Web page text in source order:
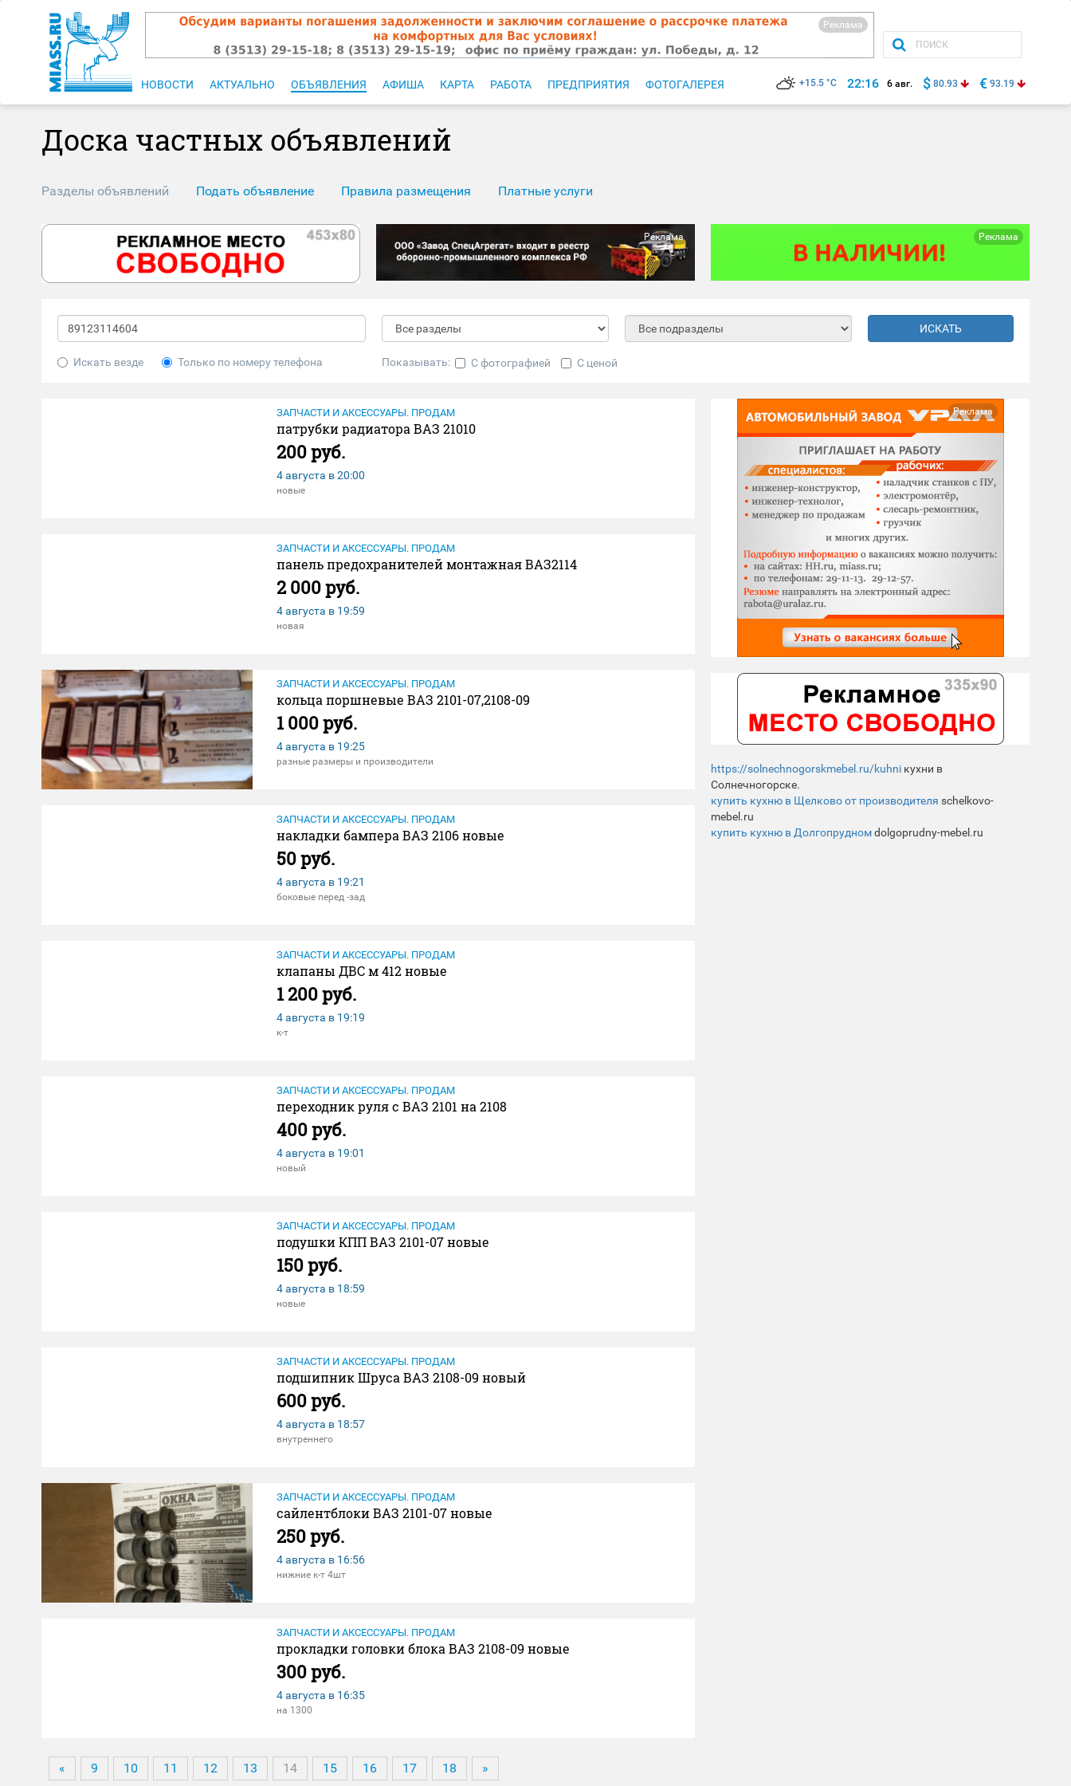
Реклама
НОВОСТИ АКТУАЛЬНО ОБЪЯВЛЕНИЯ АФИША КАРТА РАБОТА ПРЕДПРИЯТИЯ ФОТОГАЛЕРЕЯ +15.5 °C 22:16 6 авг. $ 80.93 € 93.19
Доска частных объявлений
Разделы объявлений Подать объявление Правила размещения Платные услуги
Реклама Реклама
ИСКАТЬ
Искать везде Только по номеру телефона Показывать: С фотографией С ценой
ЗАПЧАСТИ И АКСЕССУАРЫ. ПРОДАМ
патрубки радиатора ВАЗ 21010
200 руб.
4 августа в20:00
новые
ЗАПЧАСТИ И АКСЕССУАРЫ. ПРОДАМ
панель предохранителей монтажная ВАЗ2114
2 000 руб.
4 августа в 19:59
новая
ЗАПЧАСТИ И АКСЕССУАРЫ. ПРОДАМ
кольца поршневые ВАЗ 2101-07,2108-09
1 000 руб.
4 августа в 19:25
разные размеры и производители
ЗАПЧАСТИ И АКСЕССУАРЫ. ПРОДАМ
накладки бампера ВАЗ 2106 новые
50 руб.
4 августа в 19:21
боковые перед -зад
ЗАПЧАСТИ И АКСЕССУАРЫ. ПРОДАМ
клапаны ДВС м 412 новые
1 200 руб.
4 августа в 19:19
к-т
ЗАПЧАСТИ И АКСЕССУАРЫ. ПРОДАМ
переходник руля с ВАЗ 2101 на 2108
400 руб.
4 августа в 19:01
новый
ЗАПЧАСТИ И АКСЕССУАРЫ. ПРОДАМ
подушки КПП ВАЗ 2101-07 новые
150 руб.
4 августа в 18:59
новые
ЗАПЧАСТИ И АКСЕССУАРЫ. ПРОДАМ
подшипник Шруса ВАЗ 2108-09 новый
600 руб.
4 августа в 18:57
внутреннего
ЗАПЧАСТИ И АКСЕССУАРЫ. ПРОДАМ
сайлентблоки ВАЗ 2101-07 новые
250 руб.
4 августа в 16:56
нижние к-т 4шт
ЗАПЧАСТИ И АКСЕССУАРЫ. ПРОДАМ
прокладки головки блока ВАЗ 2108-09 новые
300 руб.
4 августа в 16:35
на 1300
« 9 10 11 12 13 14 15 16 17 18 »
Реклама
https://solnechnogorskmebel.ru/kuhni кухни в
Солнечногорске.
купить кухню в Щелково от производителя schelkovo-
mebel.ru
купить кухню в Долгопрудномdolgoprudny-mebel.ru